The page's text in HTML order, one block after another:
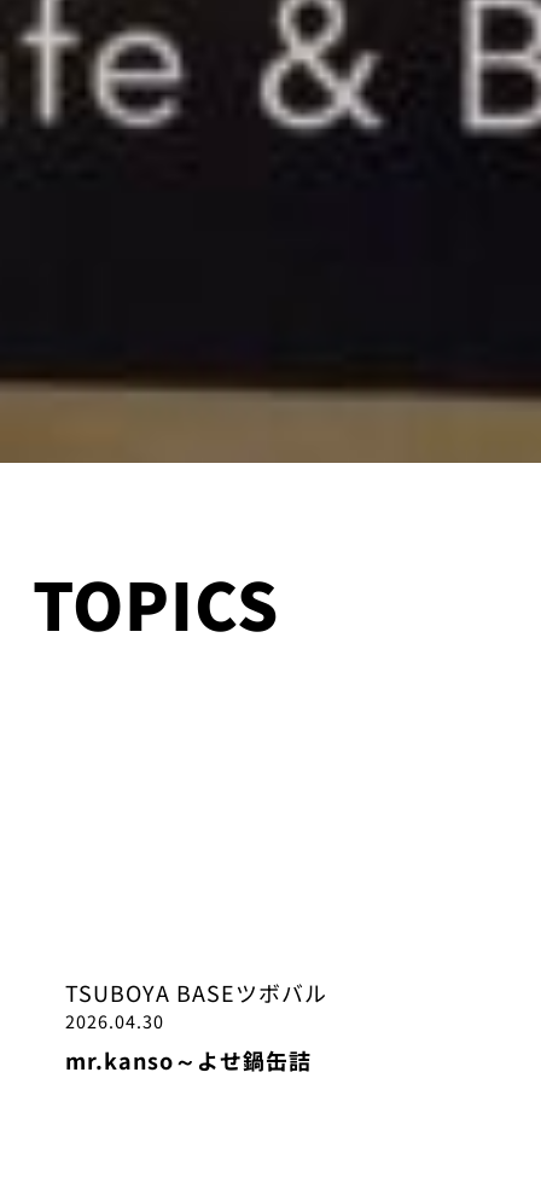
TOPICS
mr.kanso～よせ鍋缶詰
2026.04.30
TSUBOYA BASEツボバル